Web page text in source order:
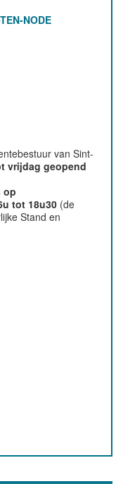
NODE
van Sint-
vrijdag geopend
op
tot 18u30 (de
Stand en